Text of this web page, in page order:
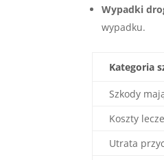
Wypadki
wypadku.
Kategoria
Szkody
Koszty
Utrata